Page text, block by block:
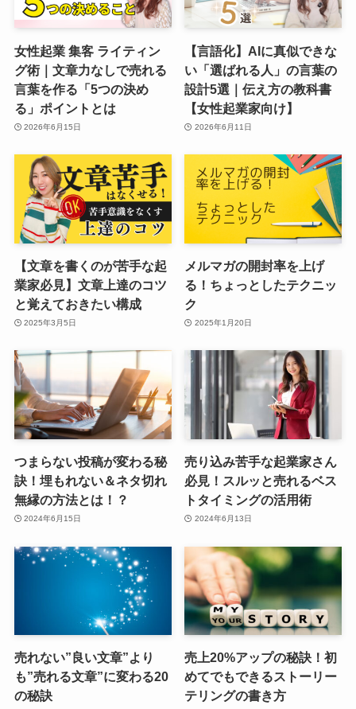
女性起業 集客 ライティン
グ術｜文章力なしで売れる
言葉を作る「5つの決め
る」ポイントとは
2026年6月15日
【言語化】AIに真似できな
い「選ばれる人」の言葉の
設計5選｜伝え方の教科書
【女性起業家向け】
2026年6月11日
【文章を書くのが苦手な起
業家必見】文章上達のコツ
と覚えておきたい構成
2025年3月5日
メルマガの開封率を上げ
る！ちょっとしたテクニッ
ク
2025年1月20日
つまらない投稿が変わる秘
訣！埋もれない＆ネタ切れ
無縁の方法とは！？
2024年6月15日
売り込み苦手な起業家さん
必見！スルッと売れるベス
トタイミングの活用術
2024年6月13日
売れない”良い文章”より
も”売れる文章”に変わる20
の秘訣
売上20%アップの秘訣！初
めてでもできるストーリー
テリングの書き方